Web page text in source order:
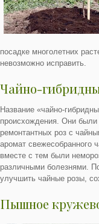
посадке многолетних
невозможно исправить.
Чайно-
Название «чайно-
происхождения. Они
ремонтантных роз с
аромат свежесобранного
вместе с тем были
различными болезнями.
улучшить чайные розы,
Пышное